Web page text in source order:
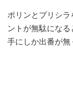
ポリンとプリシラ
ントが無駄にな
手にしか出番が無